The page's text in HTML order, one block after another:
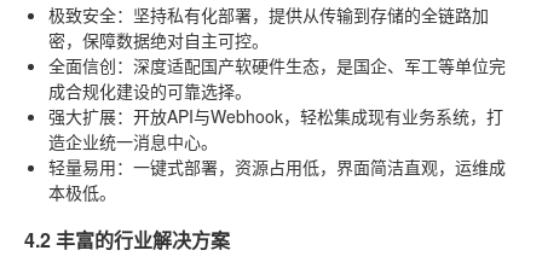
极致安全：坚持私有化部署，提供从传输到存储的全链路加
密，保障数据绝对自主可控。
全面信创：深度适配国产软硬件生态，是国企、军工等单位完
成合规化建设的可靠选择。
强大扩展：开放API与Webhook，轻松集成现有业务系统，打
造企业统一消息中心。
轻量易用：一键式部署，资源占用低，界面简洁直观，运维成
本极低。
4.2 丰富的行业解决方案